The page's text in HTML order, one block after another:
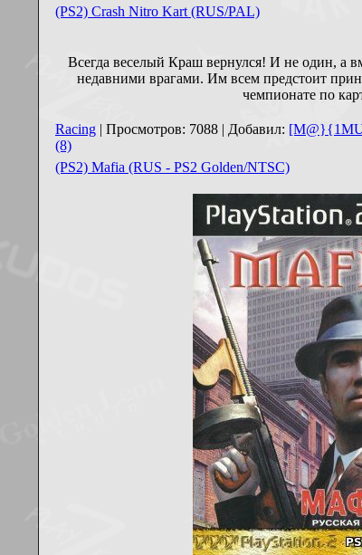
(PS2) Crash Nitro Kart (RUS/PAL)
Всегда веселый Краш вернулся! И не один, а
недавними врагами. Им всем предстоит
чемпионате по
Racing | Просмотров: 7088 | Добавил:
(8)
(PS2) Mafia (RUS - PS2 Golden/NTSC)